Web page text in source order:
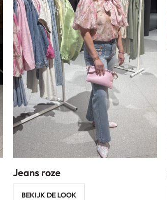
Jeans roze
BEKIJK DE LOOK